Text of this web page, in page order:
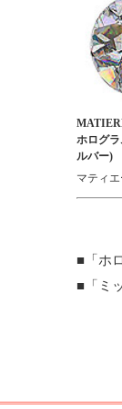
ホログ
ルバー)
マティ
「ホ
「ミ